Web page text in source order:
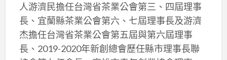
人游濟民擔任台灣省茶業公會第三、四屆理事
長、宜蘭縣茶業公會第六、七屆理事長及游濟
杰擔任台灣省茶業公會第五屆與第六屆理事
長、2019-2020年新創總會歷任縣市理事長聯